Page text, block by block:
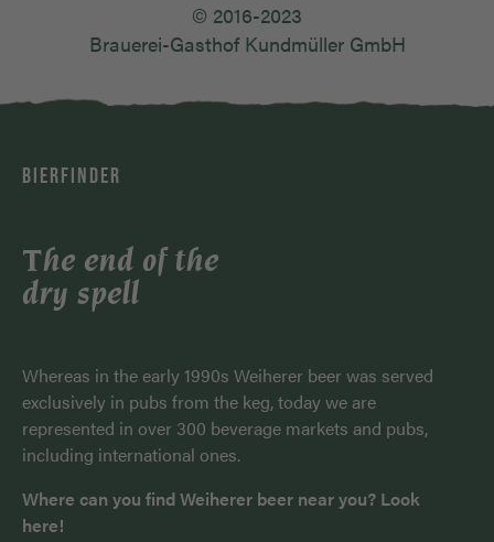
© 2016-2023
Brauerei-Gasthof Kundmüller GmbH
BIERFINDER
The end of the
dry spell
Whereas in the early 1990s Weiherer beer was served
exclusively in pubs from the keg, today we are
represented in over 300 beverage markets and pubs,
including international ones.
Where can you find Weiherer beer near you? Look
here!